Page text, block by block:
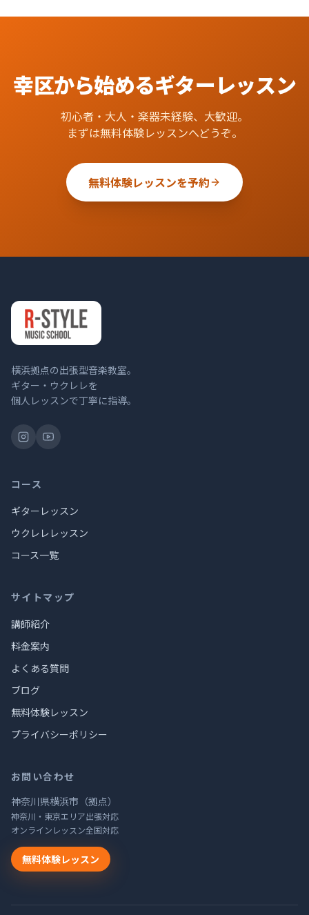
幸区から始めるギターレッスン
初心者・大人・楽器未経験、大歓迎。
まずは無料体験レッスンへどうぞ。
無料体験レッスンを予約
横浜拠点の出張型音楽教室。
ギター・ウクレレを
個人レッスンで丁寧に指導。
コース
ギターレッスン
ウクレレレッスン
コース一覧
サイトマップ
講師紹介
料金案内
よくある質問
ブログ
無料体験レッスン
プライバシーポリシー
お問い合わせ
神奈川県横浜市（拠点）
神奈川・東京エリア出張対応
オンラインレッスン全国対応
無料体験レッスン